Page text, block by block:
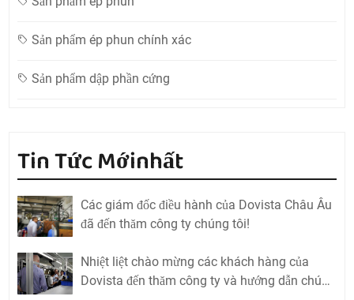
Sản phẩm ép phun chính xác
Sản phẩm dập phần cứng
Tin Tức Mớinhất
Các giám đốc điều hành của Dovista Châu Âu
đã đến thăm công ty chúng tôi!
Nhiệt liệt chào mừng các khách hàng của
Dovista đến thăm công ty và hướng dẫn chúng